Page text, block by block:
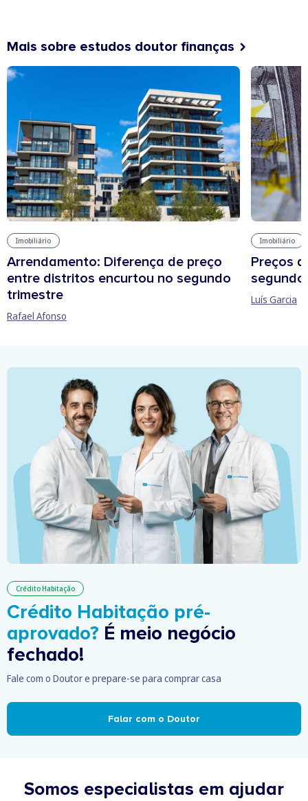
Mais sobre estudos doutor finanças
Imobiliário
Arrendamento: Diferença de preço
entre distritos encurtou no segundo
trimestre
Rafael Afonso
Imobiliário
Preços
Luís Garcia
Crédito Habitação
Crédito Habitação pré-
aprovado? É meio negócio
fechado!
Fale com o Doutor e prepare-se para comprar casa
Falar com o Doutor
Somos especialistas em ajudar